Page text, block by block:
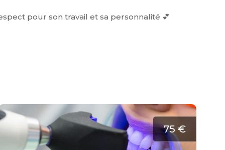
pour son travail et sa personnalité 💕
75 €